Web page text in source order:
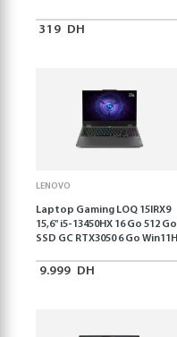
319 DH
LENOVO
Laptop Gaming LOQ 15IRX9
15,6'' i5-13450HX 16 Go 512 Go
SSD GC RTX3050 6 Go Win11H
9.999 DH